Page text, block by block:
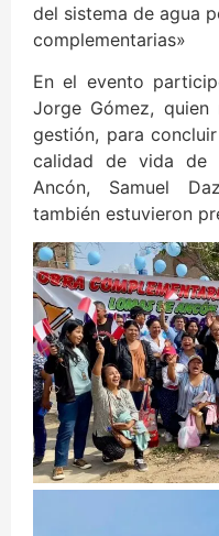
del sistema de agua
complementarias»
En el evento
Jorge Gómez,
gestión, para
calidad de vida de
Ancón, Samuel
también estuvieron